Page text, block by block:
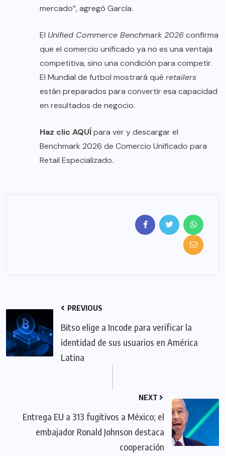
mercado”, agregó García.
El Unified Commerce Benchmark 2026confirma
que el comercio unificado ya no es una ventaja
competitiva, sino una condición para competir.
El Mundial de futbol mostrará qué retailers
están preparados para convertir esa capacidad
en resultados de negocio.
Haz clic AQUÍpara ver y descargar el
Benchmark 2026 de Comercio Unificado para
Retail Especializado.
PREVIOUS
Bitso elige a Incode para verificar la
identidad de sus usuarios en América
Latina
NEXT
Entrega EU a 313 fugitivos a México; el
embajador Ronald Johnson destaca
cooperación